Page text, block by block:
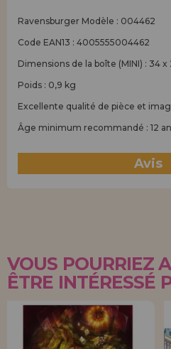
Ravensburger Modèle : 004462
Code EAN13 : 4005555004462
Dimensions de la boîte (MINI) : 34 x
Poids : 0,9 kg
Excellente qualité de pièce et
Âge minimum recommandé : 12
Avis
VOUS POURRIEZ
ÊTRE INTÉRESSÉ